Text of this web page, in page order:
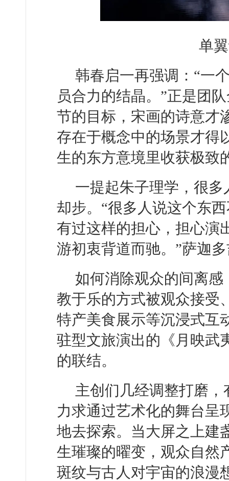
单
韩春启一再强调：“一
员合力的结晶。”正是团
节的目标，宋画的诗意才
存在于概念中的场景才得
生的东方意境里收获极致
一提起朱子理学，很
却步。“很多人说这个东
有过这样的担心，担心演
游初衷背道而驰。”萨迦
如何消除观众的间离
教于乐的方式被观众接受
特产美食展示等沉浸式互
驻型文旅演出的《月映武
的联结。
主创们几经调整打磨
力求通过艺术化的舞台呈
地去探索。当大屏之上建
生璀璨的曜变，观众自然
斑纹与古人对宇宙的浪漫